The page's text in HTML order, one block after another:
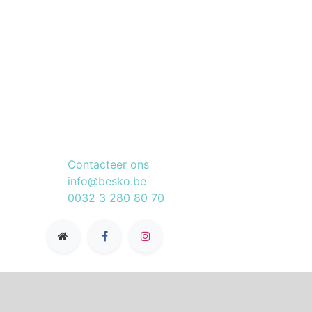
Contacteer ons
info@besko.be
0032 3 280 80 70